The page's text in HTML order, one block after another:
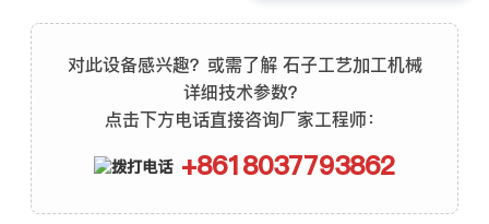
对此设备感兴趣？或需了解 石子工艺加工机械
详细技术参数？
点击下方电话直接咨询厂家工程师：
+8618037793862